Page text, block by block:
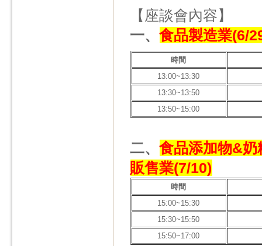
【座談會內容】
一、食品製造業(6/
時間
13:00~13:30
13:30~13:50
13:50~15:00
二、食品添加物&
販售業(7/10)
時間
15:00~15:30
15:30~15:50
15:50~17:00